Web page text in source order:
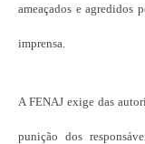
ameaçados e agredidos
imprensa.
A FENAJ exige das
punição dos